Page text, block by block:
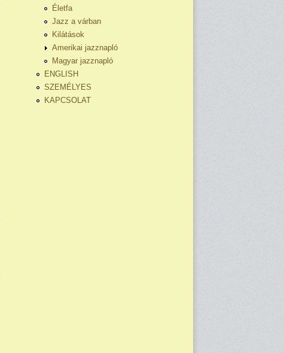
Életfa
Jazz a várban
Kilátások
Amerikai jazznapló
Magyar jazznapló
ENGLISH
SZEMÉLYES
KAPCSOLAT